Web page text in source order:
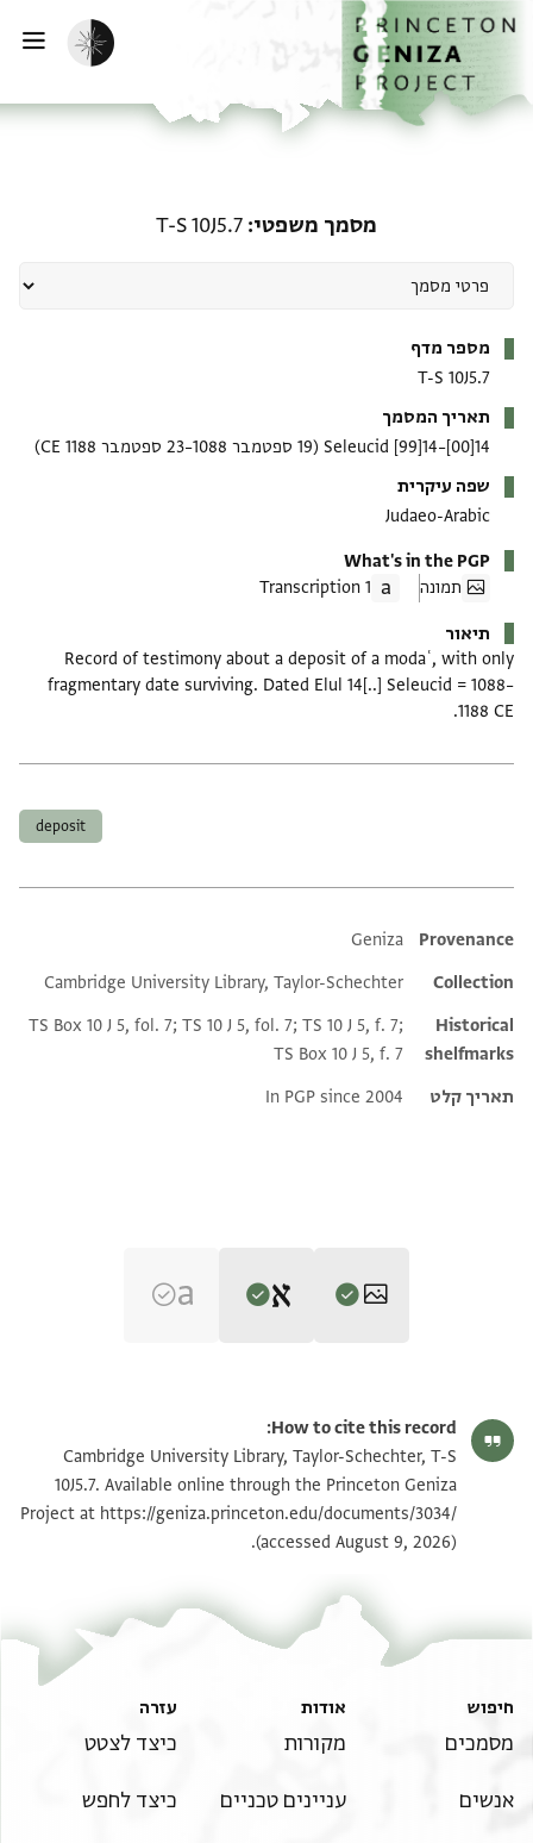
לתוכןהבית
הפעלת מצב כהה
מסמך משפטי T-S 10J5.7
מספר מדף
T-S 10J5.7
תאריך המסמך
14[00]–14[99] Seleucid
(19 ספטמבר 1088–23 ספטמבר 1188 CE)
שפה עיקרית
Judaeo-Arabic
What's in the PGP
תמונה
1 Transcription
תיאור
Record of testimony about a deposit of a modaʿ, with only
fragmentary date surviving. Dated Elul 14[..] Seleucid = 1088–
1188 CE.
deposit
Additional metadata
Provenance
Geniza
Collection
Cambridge University Library, Taylor-Schechter
Historical
shelfmarks
TS Box 10 J 5, fol. 7; TS 10 J 5, fol. 7; TS 10 J 5, f. 7;
TS Box 10 J 5, f. 7
תאריך קלט
In PGP since 2004
S. D. Goitein's unpublished edition (1950–85).
. . . . . . . . . . . . . . . . . . . . . . . . . . . ]סית[ . . . . . . . . . . .
. . . . . . . . . . . . . . . . . . . ] ואנה לם ידכל בנפסה פי מ[א
ילתמסה מנה מן אלוסאטה ולאברא [[אל]] אמרה מעה אלי
פחיניד חפצנא לה מא מסרה עדנא מן דאלך אלמדע
ואקנינא מנה
למן עסה יצמנה אנה ילתזם במא ילזמה קניאן כאמל תאם
שרוט אלקניאנאת וכתבנא לה הדה אלורקה בצחה מא
מנה ובדאלך שהדנא פי יום אלתנין אלעשרין מן אללו (!)
T-S 10J5.7 1v הגדל וסובב
תנאי היתר שימוש בתצלום
How to cite this record:
Cambridge University Library, Taylor-Schechter, T-S
10J5.7. Available online through the Princeton Geniza
Project athttps://geniza.princeton.edu/documents/3034/
(accessed August 9, 2026).
חיפוש
מסמכים
אנשים
אודות
מקורות
עניינים טכניים
עזרה
כיצד לצטט
כיצד לחפש